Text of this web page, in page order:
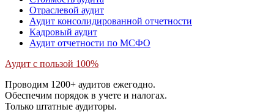
Отраслевой аудит
Аудит консолидированной отчетности
Кадровый аудит
Аудит отчетности по МСФО
Аудит с пользой 100%
Проводим 1200+ аудитов ежегодно.
Обеспечим порядок в учете и налогах.
Только штатные аудиторы.